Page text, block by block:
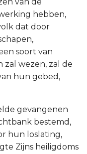
hebben,
dat door
soort van
zal wezen, zal de
hun gebed,
gevangenen
bestemd,
hun loslating,
Zijns heiligdoms